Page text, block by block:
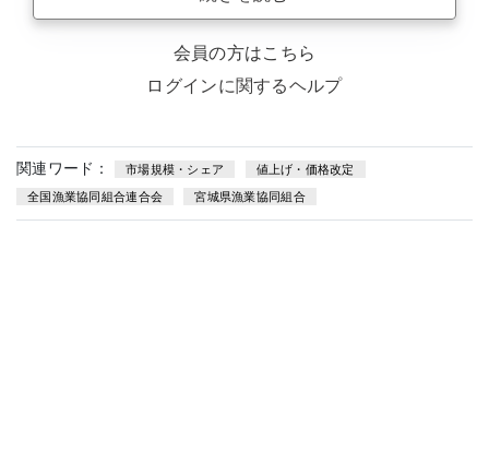
会員の方はこちら
ログインに関するヘルプ
関連ワード： 市場規模・シェア 値上げ・価格改定
全国漁業協同組合連合会 宮城県漁業協同組合